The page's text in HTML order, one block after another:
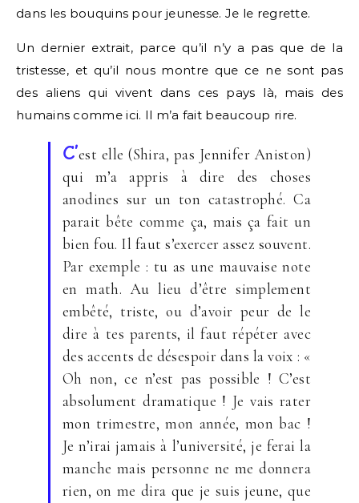
dans les bouquins pour jeunesse. Je le regrette.
Un dernier extrait, parce qu’il n’y a pas que de la
tristesse, et qu’il nous montre que ce ne sont pas
des aliens qui vivent dans ces pays là, mais des
humains comme ici. Il m’a fait beaucoup rire.
C’est elle (Shira, pas Jennifer Aniston)
qui m’a appris à dire des choses
anodines sur un ton catastrophé. Ca
parait bête comme ça, mais ça fait un
bien fou. Il faut s’exercer assez souvent.
Par exemple : tu as une mauvaise note
en math. Au lieu d’être simplement
embêté, triste, ou d’avoir peur de le
dire à tes parents, il faut répéter avec
des accents de désespoir dans la voix : «
Oh non, ce n’est pas possible ! C’est
absolument dramatique ! Je vais rater
mon trimestre, mon année, mon bac !
Je n’irai jamais à l’université, je ferai la
manche mais personne ne me donnera
rien, on me dira que je suis jeune, que